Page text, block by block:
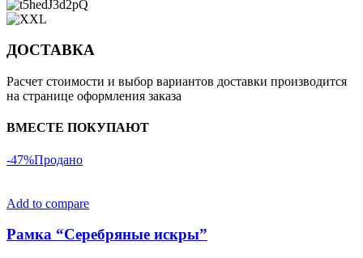
ДОСТАВКА
Расчет стоимости и выбор вариантов доставки производится
на странице оформления заказа
ВМЕСТЕ ПОКУПАЮТ
-47%Продано
Add to compare
Рамка “Серебряные искры”